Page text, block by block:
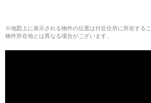
※地図上に表示される物件の位置は付近住所に所在する
物件所在地とは異なる場合がございます。